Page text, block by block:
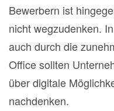
Bewerbern ist
nicht wegzudenken.
auch durch die
Office sollten
über digitale
nachdenken.